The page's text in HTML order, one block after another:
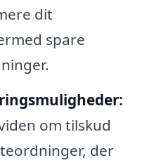
dit
spare
om tilskud
der